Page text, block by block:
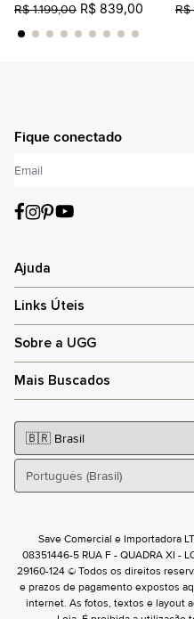
R$ 1.199,00 R$ 839,00
Fique conectado
Ajuda
Links Úteis
Sobre a UGG
Mais Buscados
Save Comercial e Importadora
08351446-5 RUA F - QUADRA XI -
29160-124 © Todos os direitos
e prazos de pagamento expostos
internet. As fotos, textos e layout